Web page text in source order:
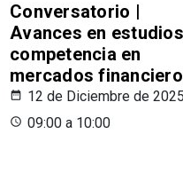
Conversatorio |
Avances en
competencia en
mercados
12 de Diciembre de 2025
09:00 a 10:00